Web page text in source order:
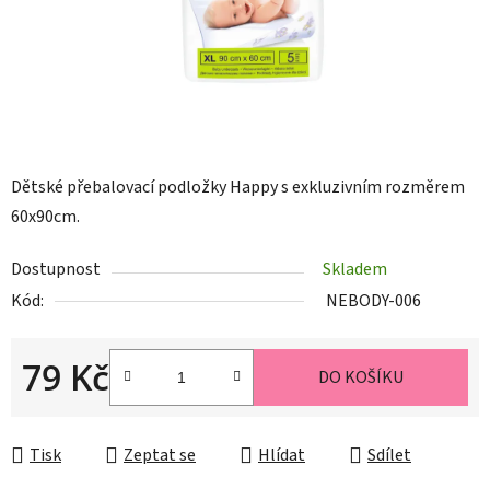
Dětské přebalovací podložky Happy s exkluzivním rozměrem
60x90cm.
Dostupnost
Skladem
Kód:
NEBODY-006
79 Kč DO KOŠÍKU
Tisk Zeptat se Hlídat Sdílet